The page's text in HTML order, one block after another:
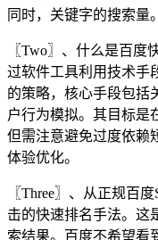
同时，关键字的搜索量。
〖Two〗、什么是百度
过软件工具利用技术手
的策略，核心手段包括
户行为模拟。其目标是
但需注意避免过度依赖
体验优化。
〖Three〗、从正规百
击的快速排名手法。这
索结果。百度不希望看